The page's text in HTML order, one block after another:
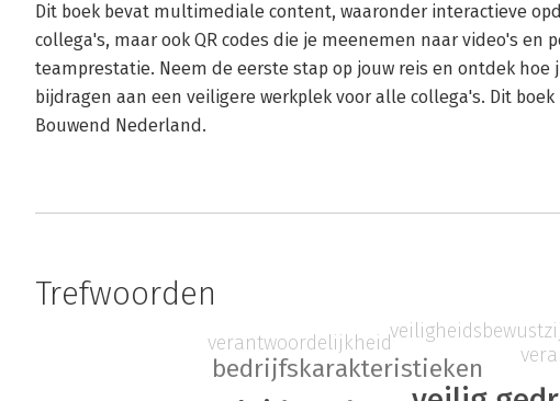
Dit boek bevat multimediale content, waaronder interactieve
collega's, maar ook QR codes die je meenemen naar video's en
teamprestatie. Neem de eerste stap op jouw reis en ontdek
bijdragen aan een veiligere werkplek voor alle collega's. Dit
Bouwend Nederland.
Trefwoorden
bedrijfskarakteristieken
verantwoordelijkheid